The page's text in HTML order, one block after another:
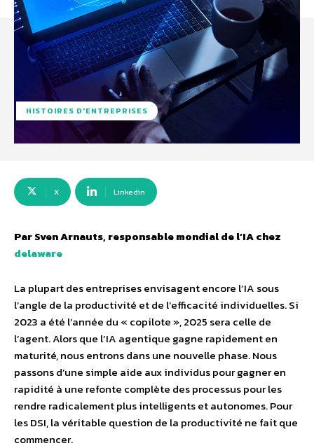
HISTOIRES D'ENTREPRISES
X Linkedin
Par Sven Arnauts, responsable mondial de l’IA chez
delaware
La plupart des entreprises envisagent encore l’IA sous
l’angle de la productivité et de l’efficacité individuelles. Si
2023 a été l’année du « copilote », 2025 sera celle de
l’agent. Alors que l’IA agentique gagne rapidement en
maturité, nous entrons dans une nouvelle phase. Nous
passons d’une simple aide aux individus pour gagner en
rapidité à une refonte complète des processus pour les
rendre radicalement plus intelligents et autonomes. Pour
les DSI, la véritable question de la productivité ne fait que
commencer.